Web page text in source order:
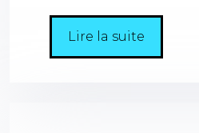
Lire la suite